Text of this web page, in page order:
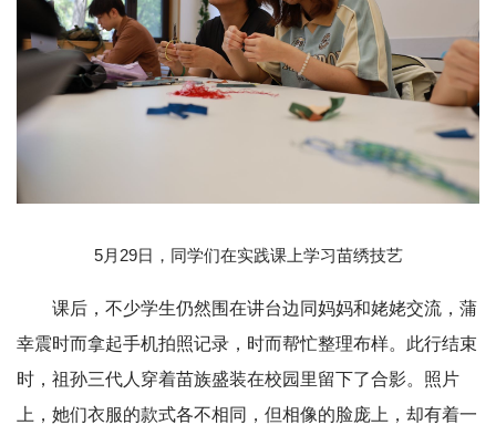
5月29日，同学们在实践课上学习苗绣技艺
课后，不少学生仍然围在讲台边同妈妈和姥姥交流，蒲
幸震时而拿起手机拍照记录，时而帮忙整理布样。此行结束
时，祖孙三代人穿着苗族盛装在校园里留下了合影。照片
上，她们衣服的款式各不相同，但相像的脸庞上，却有着一